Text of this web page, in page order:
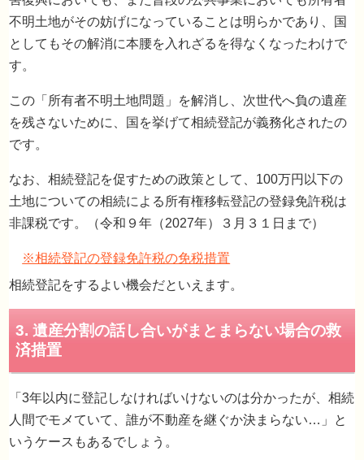
不明土地がその妨げになっていることは明らかであり、国
としてもその解消に本腰を入れざるを得なくなったわけで
す。
この「所有者不明土地問題」を解消し、次世代へ負の遺産
を残さないために、国を挙げて相続登記が義務化されたの
です。
なお、相続登記を促すための政策として、100万円以下の
土地についての相続による所有権移転登記の登録免許税は
非課税です。（令和９年（2027年）３月３１日まで）
※相続登記の登録免許税の免税措置
相続登記をするよい機会だといえます。
「3年以内に登記しなければいけないのは分かったが、相続
人間でモメていて、誰が不動産を継ぐか決まらない…」と
いうケースもあるでしょう。